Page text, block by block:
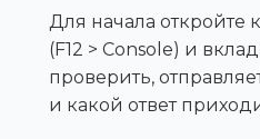
Для начала откройте
(F12 > Console) и
проверить,
и какой ответ